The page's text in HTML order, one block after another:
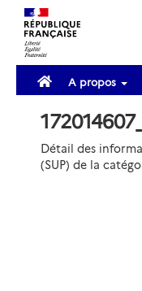
A propos
Détail des
(SUP) de la